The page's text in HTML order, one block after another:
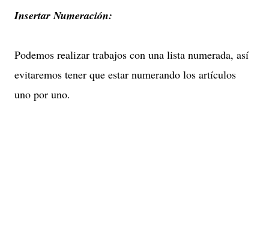
Insertar Numeración:
Podemos realizar trabajos con una lista numerada, así
evitaremos tener que estar numerando los artículos
uno por uno.